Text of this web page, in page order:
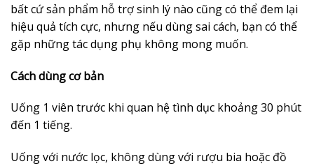
bất cứ sản phẩm hỗ trợ sinh lý nào cũng có thể đem lại
hiệu quả tích cực, nhưng nếu dùng sai cách, bạn có thể
gặp những tác dụng phụ không mong muốn.
Cách dùng cơ bản
Uống 1 viên trước khi quan hệ tình dục khoảng 30 phút
đến 1 tiếng.
Uống với nước lọc, không dùng với rượu bia hoặc đồ